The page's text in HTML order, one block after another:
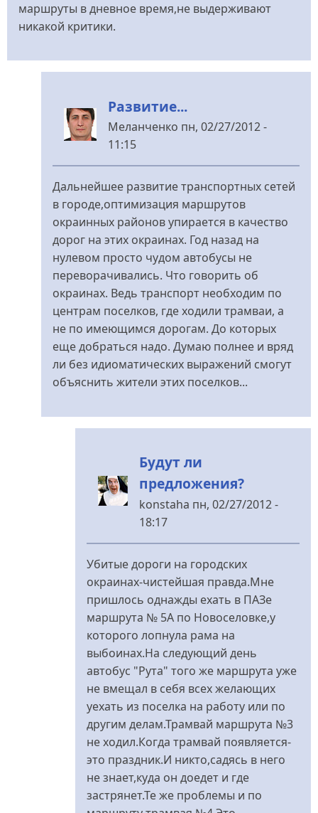
маршруты в дневное время,не выдерживают
никакой критики.
Развитие...
Меланченко пн, 02/27/2012 -
11:15
У
відповідь
до
Наши
трамвайчики-
уже
не
трамвайчики...
від
konstaha
Дальнейшее развитие транспортных сетей
в городе,оптимизация маршрутов
окраинных районов упирается в качество
дорог на этих окраинах. Год назад на
нулевом просто чудом автобусы не
переворачивались. Что говорить об
окраинах. Ведь транспорт необходим по
центрам поселков, где ходили трамваи, а
не по имеющимся дорогам. До которых
еще добраться надо. Думаю полнее и вряд
ли без идиоматических выражений смогут
объяснить жители этих поселков...
Будут ли
предложения?
konstaha пн, 02/27/2012 -
18:17
У
до
від
Убитые дороги на городских
окраинах-чистейшая правда.Мне
пришлось однажды ехать в ПАЗе
маршрута № 5А по Новоселовке,у
которого лопнула рама на
выбоинах.На следующий день
автобус "Рута" того же маршрута уже
не вмещал в себя всех желающих
уехать из поселка на работу или по
другим делам.Трамвай маршрута №3
не ходил.Когда трамвай появляется-
это праздник.И никто,садясь в него
не знает,куда он доедет и где
застрянет.Те же проблемы и по